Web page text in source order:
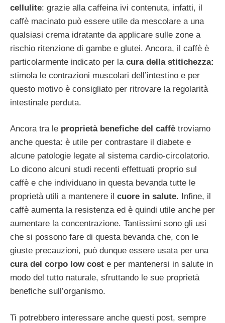
cellulite: grazie alla caffeina ivi contenuta, infatti, il
caffè macinato può essere utile da mescolare a una
qualsiasi crema idratante da applicare sulle zone a
rischio ritenzione di gambe e glutei. Ancora, il caffè è
particolarmente indicato per la cura della stitichezza:
stimola le contrazioni muscolari dell’intestino e per
questo motivo è consigliato per ritrovare la regolarità
intestinale perduta.
Ancora tra le proprietà benefiche del caffè troviamo
anche questa: è utile per contrastare il diabete e
alcune patologie legate al sistema cardio-circolatorio.
Lo dicono alcuni studi recenti effettuati proprio sul
caffè e che individuano in questa bevanda tutte le
proprietà utili a mantenere il cuore in salute. Infine, il
caffè aumenta la resistenza ed è quindi utile anche per
aumentare la concentrazione. Tantissimi sono gli usi
che si possono fare di questa bevanda che, con le
giuste precauzioni, può dunque essere usata per una
cura del corpo low cost e per mantenersi in salute in
modo del tutto naturale, sfruttando le sue proprietà
benefiche sull’organismo.
Ti potrebbero interessare anche questi post, sempre